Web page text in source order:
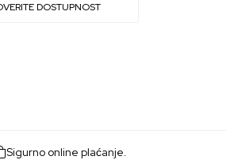
DOSTUPNOST
Sigurno online plaćanje.